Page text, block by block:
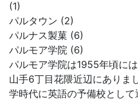
(1)
パルタウン (2)
パルナス製菓 (6)
パルモア学院 (6)
パルモア学院は1955年頃に
山手6丁目花隈近辺にありま
学時代に英語の予備校として